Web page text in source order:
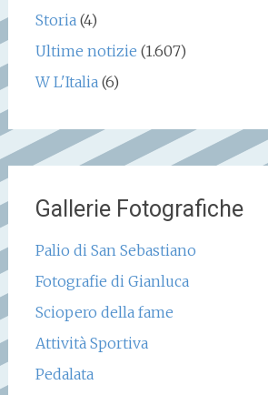
Storia(4)
Ultime notizie (1.607)
W L'Italia(6)
Gallerie Fotografiche
Palio di San Sebastiano
Fotografie di Gianluca
Sciopero della fame
Attività Sportiva
Pedalata